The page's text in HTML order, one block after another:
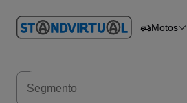
em
Carros Carros
Motos